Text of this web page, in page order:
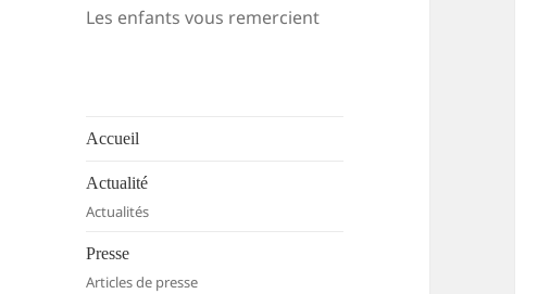
Les enfants vous remercient
Accueil
Actualité
Actualités
Presse
Articles de presse